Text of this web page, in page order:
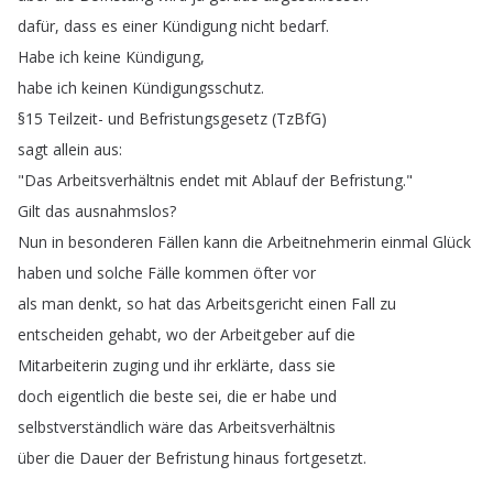
dafür, dass es einer Kündigung nicht bedarf.
Habe ich keine Kündigung,
habe ich keinen Kündigungsschutz.
§15 Teilzeit- und Befristungsgesetz (TzBfG)
sagt allein aus:
"Das Arbeitsverhältnis endet mit Ablauf der Befristung."
Gilt das ausnahmslos?
Nun in besonderen Fällen kann die Arbeitnehmerin einmal Glück
haben und solche Fälle kommen öfter vor
als man denkt, so hat das Arbeitsgericht einen Fall zu
entscheiden gehabt, wo der Arbeitgeber auf die
Mitarbeiterin zuging und ihr erklärte, dass sie
doch eigentlich die beste sei, die er habe und
selbstverständlich wäre das Arbeitsverhältnis
über die Dauer der Befristung hinaus fortgesetzt.